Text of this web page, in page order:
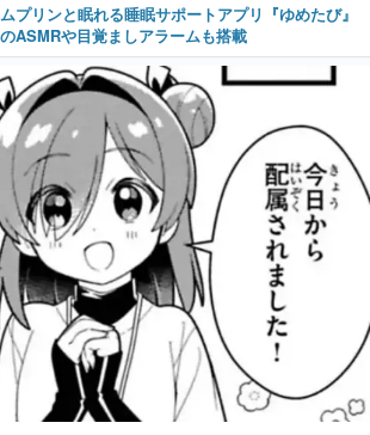
プリンと眠れる睡眠サポートアプリ『ゆめたび』
ASMRや目覚ましアラームも搭載